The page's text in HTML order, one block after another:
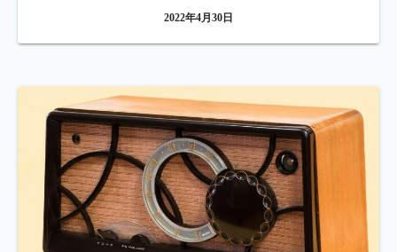
2022年4月30日